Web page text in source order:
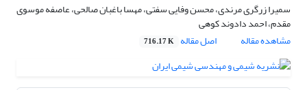
سمیرا زرگری مرندی، محسن وفایی سفتی، مهسا باغبان صالحی، عاصفه موسوی
مقدم، احمد دادوند کوهی
مشاهده مقاله
اصل مقاله 716.17 K